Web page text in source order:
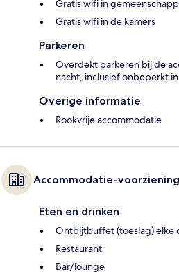
Gratis wifi in
Gratis wifi in de kamers
Parkeren
Overdekt parkeren bij de
nacht, inclusief onbeperkt
Overige informatie
Rookvrije accommodatie
Accommodatie-
Eten en drinken
Ontbijtbuffet (toeslag) elke
Restaurant
Bar/lounge